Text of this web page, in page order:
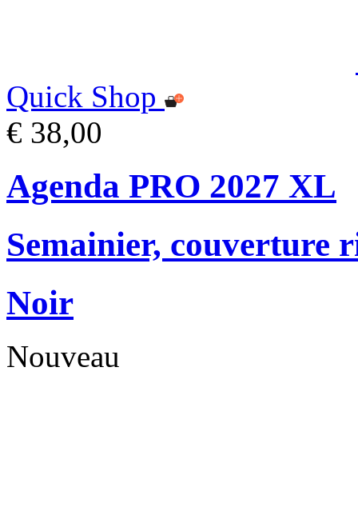
Quick Shop
€ 38,00
Agenda PRO 2027 XL
Semainier, couverture
Noir
Nouveau